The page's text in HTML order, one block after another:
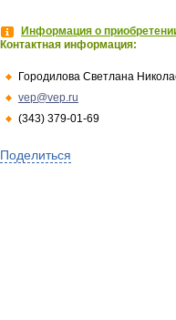
Информация о
Контактная информация:
Городилова Светлана
vep@vep.ru
(343) 379-01-69
Поделиться